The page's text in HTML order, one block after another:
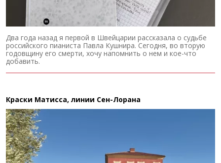
Два года назад я первой в Швейцарии рассказала о судьбе
российского пианиста Павла Кушнира. Сегодня, во вторую
годовщину его смерти, хочу напомнить о нем и кое-что
добавить.
Краски Матисса, линии Сен-Лорана